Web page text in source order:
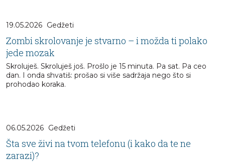
19.05.2026 Gedžeti
Zombi skrolovanje je stvarno – i možda ti polako
jede mozak
Skroluješ. Skroluješ još. Prošlo je 15 minuta. Pa sat. Pa ceo
dan. I onda shvatiš: prošao si više sadržaja nego što si
prohodao koraka.
06.05.2026 Gedžeti
Šta sve živi na tvom telefonu (i kako da te ne
zarazi)?